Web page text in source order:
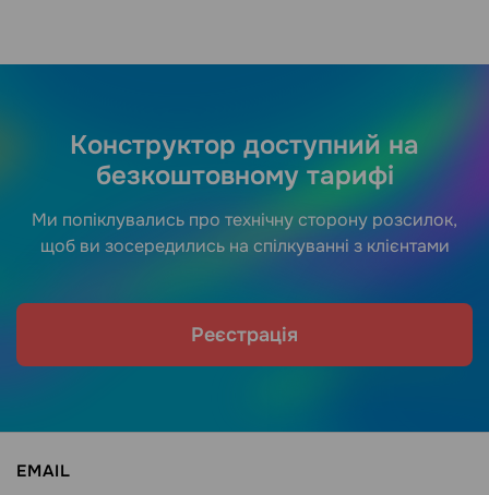
Конструктор доступний на
безкоштовному тарифі
Ми попіклувались про технічну сторону розсилок,
щоб ви зосередились на спілкуванні з клієнтами
Реєстрація
EMAIL